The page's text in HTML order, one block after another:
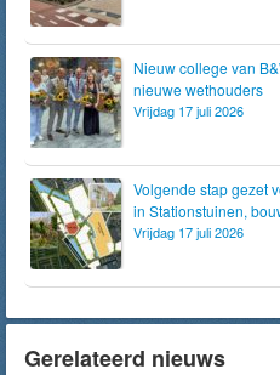
Nieuw college van
nieuwe wethouders
Vrijdag 17 juli 2026
Volgende stap gezet
in Stationstuinen,
Vrijdag 17 juli 2026
Gerelateerd nieuws